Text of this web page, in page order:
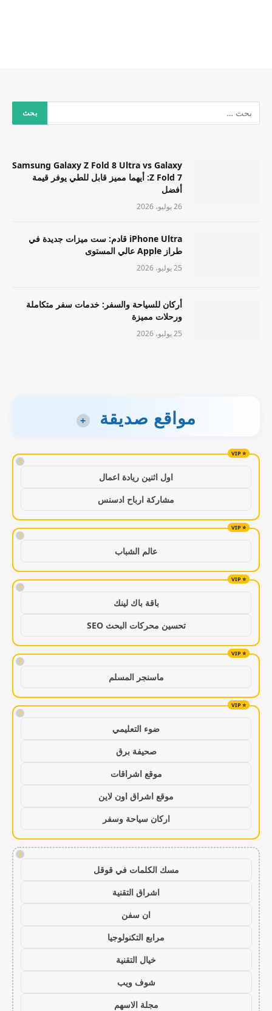
Samsung Galaxy Z Fold 8 Ultra vs Galaxy
Z Fold 7: أيهما مميز قابل للطي يوفر قيمة
أفضل
26 يوليو، 2026
iPhone Ultra قادم: ست ميزات جديدة في
طراز Apple عالي المستوى
25 يوليو، 2026
أركان للسياحة والسفر: خدمات سفر متكاملة
ورحلات مميزة
25 يوليو، 2026
مواقع صديقة +
!
اول اثنين ريادة اعمال
مشاركة ارباح ادسنس
!
عالم الشباب
!
باقة باك لينك
تحسين محركات البحث SEO
!
ماسنجر المسلم
!
ضوء التعليمي
صحيفة برق
موقع اشراقات
موقع اشراق اون لاين
اركان سياحة وسفر
!
مسك الكلمات في قوقل
اشراق التقنية
ان سفن
مرابع التكنولوجيا
خيال التقنية
شوف ويب
مجلة الاسهم